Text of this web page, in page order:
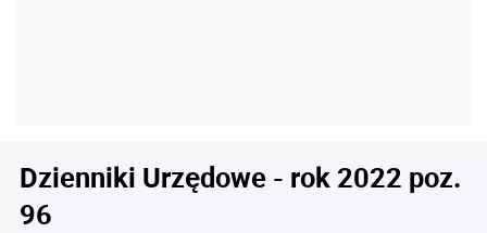
Dzienniki Urzędowe - rok 2022 poz.
96